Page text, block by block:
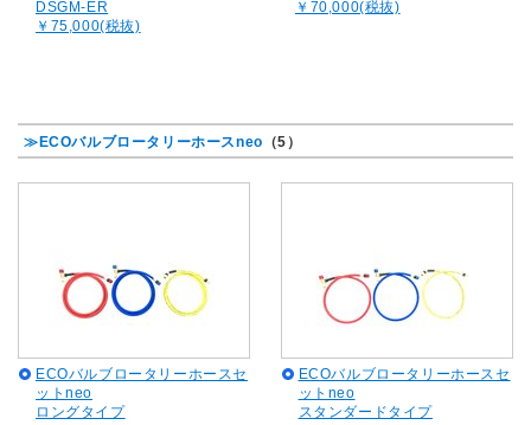
DSGM-ER
￥75,000(税抜)
￥70,000(税抜)
≫ECOバルブロータリーホースneo （5）
ECOバルブロータリーホースセ
ットneo
ロングタイプ
ECOバルブロータリーホースセ
ットneo
スタンダードタイプ